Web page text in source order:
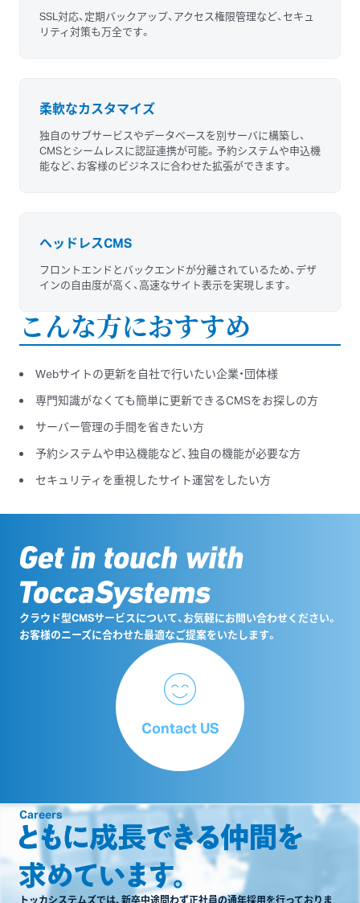
SSL対応、定期バックアップ、アクセス権限管理など、セキュ
リティ対策も万全です。
柔軟なカスタマイズ
独自のサブサービスやデータベースを別サーバに構築し、
CMSとシームレスに認証連携が可能。予約システムや申込機
能など、お客様のビジネスに合わせた拡張ができます。
ヘッドレスCMS
フロントエンドとバックエンドが分離されているため、デザ
インの自由度が高く、高速なサイト表示を実現します。
こんな方におすすめ
Webサイトの更新を自社で行いたい企業・団体様
専門知識がなくても簡単に更新できるCMSをお探しの方
サーバー管理の手間を省きたい方
予約システムや申込機能など、独自の機能が必要な方
セキュリティを重視したサイト運営をしたい方
クラウド型CMSサービスについて、お気軽にお問い合わせください。
お客様のニーズに合わせた最適なご提案をいたします。
Contact US
Careers